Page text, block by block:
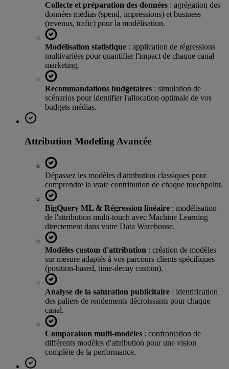
Collecte et préparation des données : agrégation des
données médias (spend, impressions) et business
(revenus, trafic) pour la modélisation.
Modélisation statistique : application de régressions
multivariées pour quantifier l'impact de chaque canal
marketing.
Recommandations budgétaires : simulation de
scénarios pour identifier l'allocation optimale de vos
budgets médias.
Attribution Modeling Avancée
Dépassez les modèles d'attribution classiques pour
comprendre la vraie contribution de chaque touchpoint.
BigQuery ML & Régression linéaire : modélisation
de l'attribution multi-touch avec Machine Learning
directement dans votre Data Warehouse.
Modèles custom d'attribution : création de modèles
sur mesure adaptés à vos parcours clients spécifiques
(position-based, time-decay custom).
Analyse de la saturation publicitaire : identification
des paliers de rendements décroissants pour chaque
canal.
Comparaison multi-modèles : confrontation de
différents modèles d'attribution pour une vision
complète de la performance.